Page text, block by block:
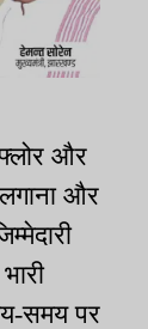
और
और
समय पर